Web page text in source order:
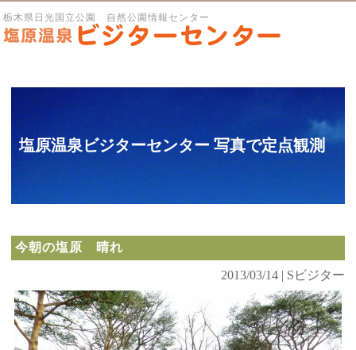
栃木県日光国立公園 自然公園情報センター
塩原温泉ビジターセンター 写真で定点観測
今朝の塩原 晴れ
2013/03/14 | Sビジター